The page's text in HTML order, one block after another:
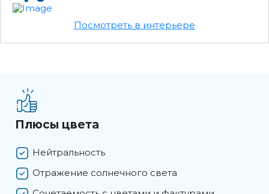
Посмотреть в интерьере
Плюсы цвета
Нейтральность
Отражение солнечного света